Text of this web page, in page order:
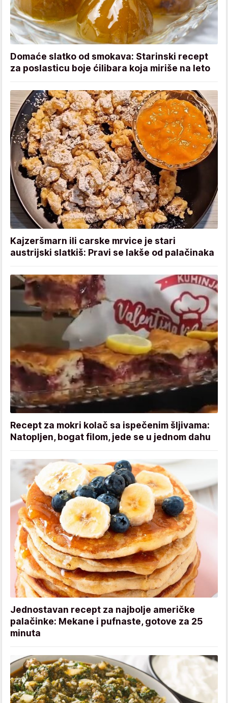
Domaće slatko od smokava: Starinski recept
za poslasticu boje ćilibara koja miriše na leto
Kajzeršmarn ili carske mrvice je stari
austrijski slatkiš: Pravi se lakše od palačinaka
Recept za mokri kolač sa ispečenim šljivama:
Natopljen, bogat filom, jede se u jednom dahu
Jednostavan recept za najbolje američke
palačinke: Mekane i pufnaste, gotove za 25
minuta